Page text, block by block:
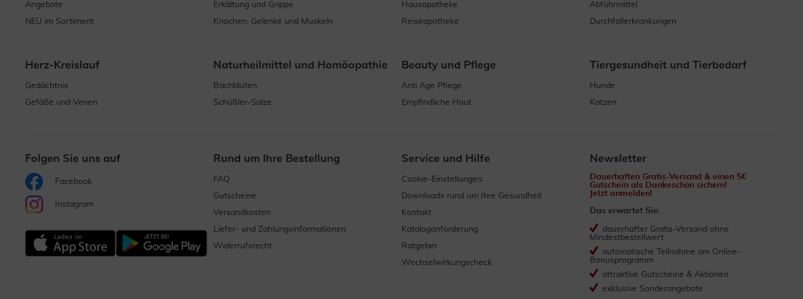
Angebote
NEU im Sortiment
Erkältung und Grippe
Knochen, Gelenke und Muskeln
Hausapotheke
Reiseapotheke
Abführmittel
Durchfallerkrankungen
Herz-Kreislauf
Gedächtnis
Gefäße und Venen
Naturheilmittel und Homöopathie
Bachblüten
Schüßler-Salze
Beauty und Pflege
Anti Age Pflege
Empfindliche Haut
Tiergesundheit und Tierbedarf
Hunde
Katzen
Folgen Sie uns auf
Facebook
Instagram
Rund um Ihre Bestellung
FAQ
Gutscheine
Versandkosten
Liefer- und Zahlungsinformationen
Widerrufsrecht
Service und Hilfe
Cookie-Einstellungen
Downloads rund um Ihre Gesundheit
Kontakt
Kataloganforderung
Ratgeber
Wechselwirkungscheck
Newsletter
Dauerhaften Gratis-Versand & einen 5€
Gutschein als Dankeschön sichern!
Jetzt anmelden!
Das erwartet Sie:
dauerhafter Gratis-Versand ohne
Mindestbestellwert
automatische Teilnahme am Online-
Bonusprogramm
attraktive Gutscheine & Aktionen
exklusive Sonderangebote